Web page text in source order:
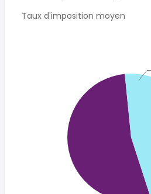
Taux d'imposition moyen